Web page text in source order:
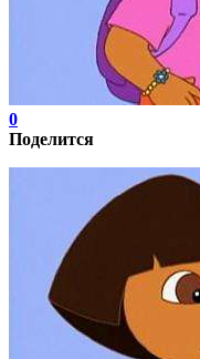
0
Поделится